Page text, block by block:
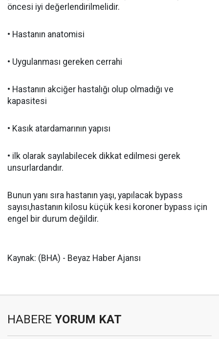
öncesi iyi değerlendirilmelidir.
• Hastanın anatomisi
• Uygulanması gereken cerrahi
• Hastanın akciğer hastalığı olup olmadığı ve
kapasitesi
• Kasık atardamarının yapısı
• ilk olarak sayılabilecek dikkat edilmesi gerek
unsurlardandır.
Bunun yanı sıra hastanın yaşı, yapılacak bypass
sayısı,hastanın kilosu küçük kesi koroner bypass için
engel bir durum değildir.
Kaynak: (BHA) - Beyaz Haber Ajansı
HABERE YORUM KAT